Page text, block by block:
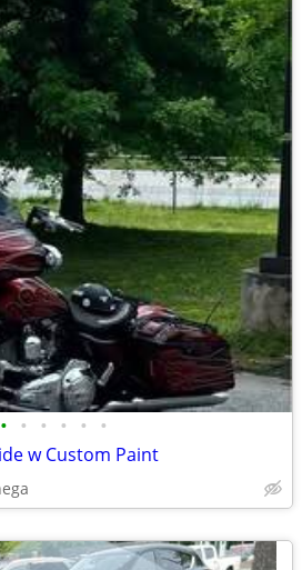
• • • • • •
w Custom Paint